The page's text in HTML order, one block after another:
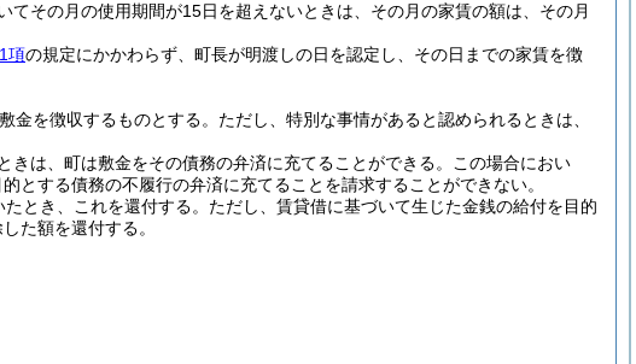
その月の使用期間が15日を超えないときは、その月の家賃の額は、その月
項の規定にかかわらず、町長が明渡しの日を認定し、その日までの家賃を徴
金を徴収するものとする。 ただし、特別な事情があると認められるときは、
は、町は敷金をその債務の弁済に充てることができる。
この場合におい
する債務の不履行の弁済に充てることを請求することができない。
とき、これを還付する。 ただし、賃貸借に基づいて生じた金銭の給付を目的
た額を還付する。